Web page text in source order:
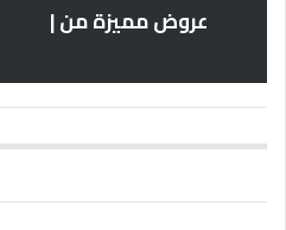
عروض مميزة من |